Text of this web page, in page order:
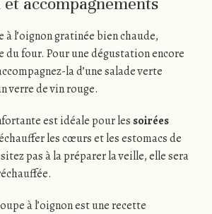
à l’oignon gratinée bien chaude,
four. Pour une dégustation encore
la d’une salade verte
verre de vin rouge.
est idéale pour les soirées
les cœurs et les estomacs de
pas à la préparer la veille, elle sera
à l’oignon est une recette